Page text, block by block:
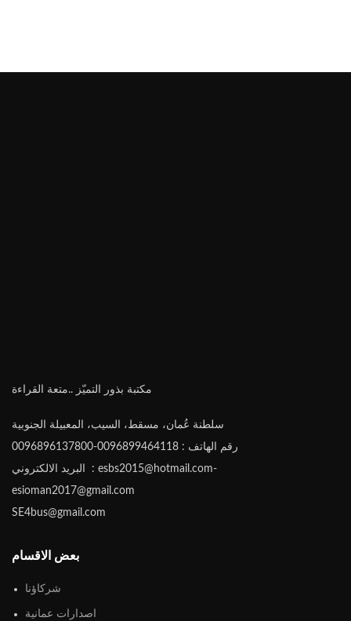
مكتبة بذور التميّز ..متعة القراءة
سلطنة عُمان، مسقط، السيب، المعبيلة الجنوبية
رقم الهاتف : 0096899464118-0096896137800
البريد الالكتروني : esbs2015@hotmail.com-
esioman2017@gmail.com
SE4bus@gmail.com
بعض الاقسام
شركاؤنا
اصدارات عمانية